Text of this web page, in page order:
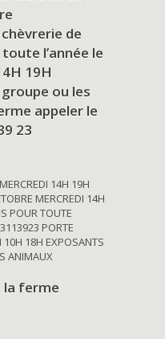
de
l’année le
19H
ou les
appeler le
23
14H 19H
MERCREDI 14H
POUR TOUTE
PORTE
10H 18H EXPOSANTS
ANIMAUX
la ferme